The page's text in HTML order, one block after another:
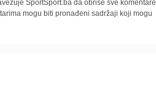
SportSport.ba da obriše sve komentare
mogu biti pronađeni sadržaji koji mogu